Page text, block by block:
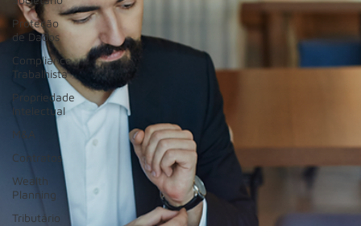
Proteção
de Dados
Compliance
Trabalhista
Propriedade
Intelectual
M&A
Contratos
Wealth
Planning
Tributário